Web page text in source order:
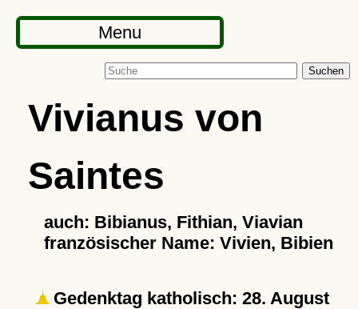
Menu
Suchen
Vivianus von
Saintes
auch: Bibianus, Fithian, Viavian
französischer Name: Vivien, Bibien
Gedenktag katholisch: 28. August